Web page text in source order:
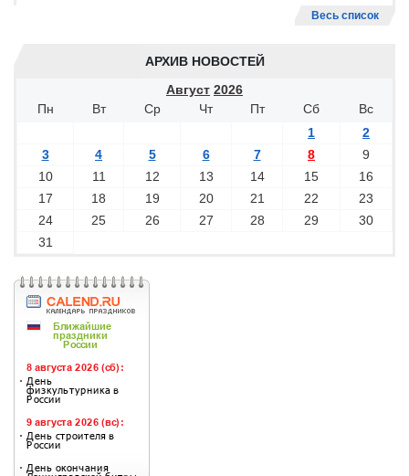
Весь список
АРХИВ НОВОСТЕЙ
Август 2026
Пн
Вт Ср Чт Пт Сб
Вс
1
2
3
4 5 6 7 8
9
10
11 12 13 14 15
16
17
18 19 20 21 22
23
24
25 26 27 28 29
30
31